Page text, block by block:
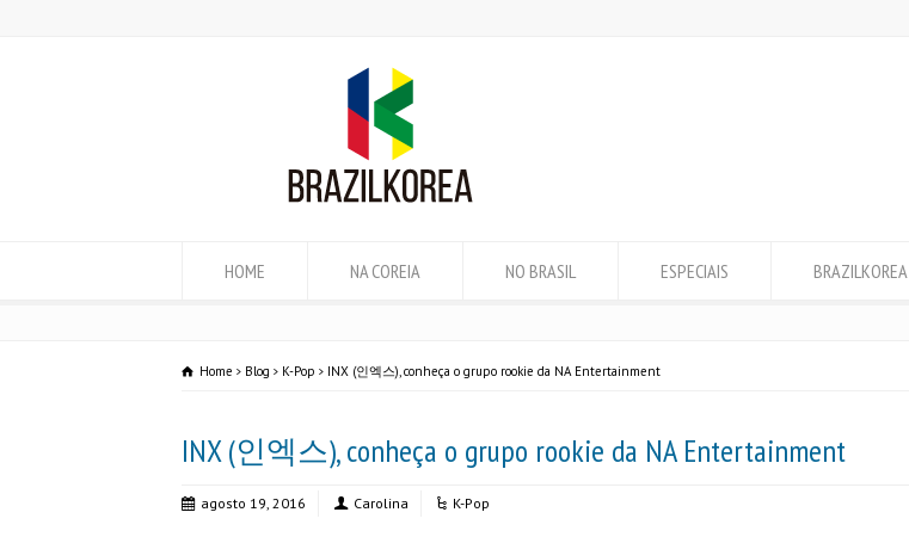
HOME NA COREIA NO BRASIL ESPECIAIS BRAZILKOREA
Home Blog K-Pop INX (인엑스), conheça o grupo rookie da NA Entertainment
INX (인엑스), conheça o grupo rookie da NA Entertainment
agosto 19, 2016 Carolina K-Pop